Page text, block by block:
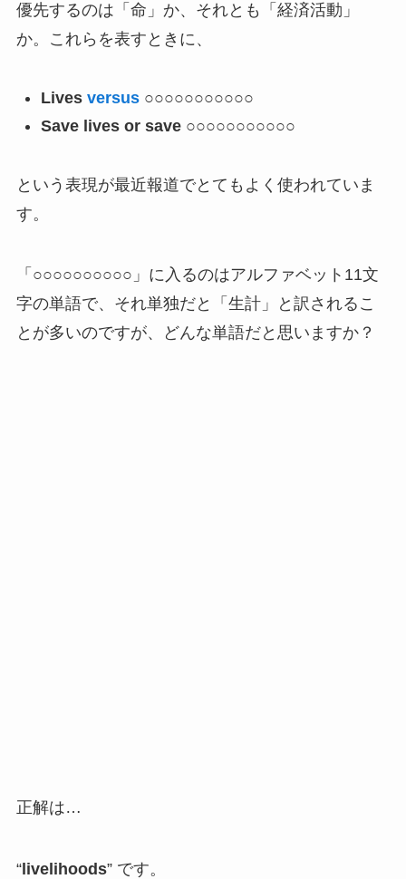
優先するのは「命」か、それとも「経済活動」
か。これらを表すときに、
Lives versus○○○○○○○○○○○
Save lives or save ○○○○○○○○○○○
という表現が最近報道でとてもよく使われていま
す。
「 ○○○○○○○○○○ 」に入るのはアルファベット11文
字の単語で、それ単独だと「生計」と訳されるこ
とが多いのですが、どんな単語だと思いますか？
正解は…
“livelihoods” です。